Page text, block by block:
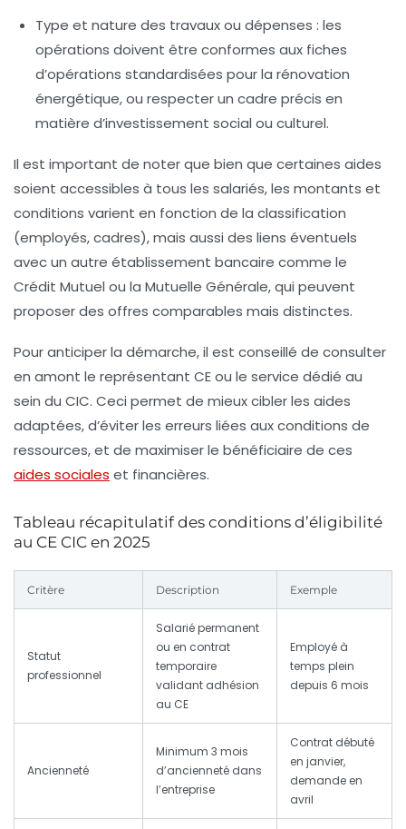
Type et nature des travaux ou dépenses : les
opérations doivent être conformes aux fiches
d’opérations standardisées pour la rénovation
énergétique, ou respecter un cadre précis en
matière d’investissement social ou culturel.
Il est important de noter que bien que certaines aides
soient accessibles à tous les salariés, les montants et
conditions varient en fonction de la classification
(employés, cadres), mais aussi des liens éventuels
avec un autre établissement bancaire comme le
Crédit Mutuel ou la Mutuelle Générale, qui peuvent
proposer des offres comparables mais distinctes.
Pour anticiper la démarche, il est conseillé de consulter
en amont le représentant CE ou le service dédié au
sein du CIC. Ceci permet de mieux cibler les aides
adaptées, d’éviter les erreurs liées aux conditions de
ressources, et de maximiser le bénéficiaire de ces
aides sociales et financières.
Tableau récapitulatif des conditions d’éligibilité
au CE CIC en 2025
Critère Description Exemple
Statut
professionnel
Salarié permanent
ou en contrat
temporaire
validant adhésion
au CE
Employé à
temps plein
depuis 6 mois
Ancienneté
Minimum 3 mois
d’ancienneté dans
l’entreprise
Contrat débuté
en janvier,
demande en
avril